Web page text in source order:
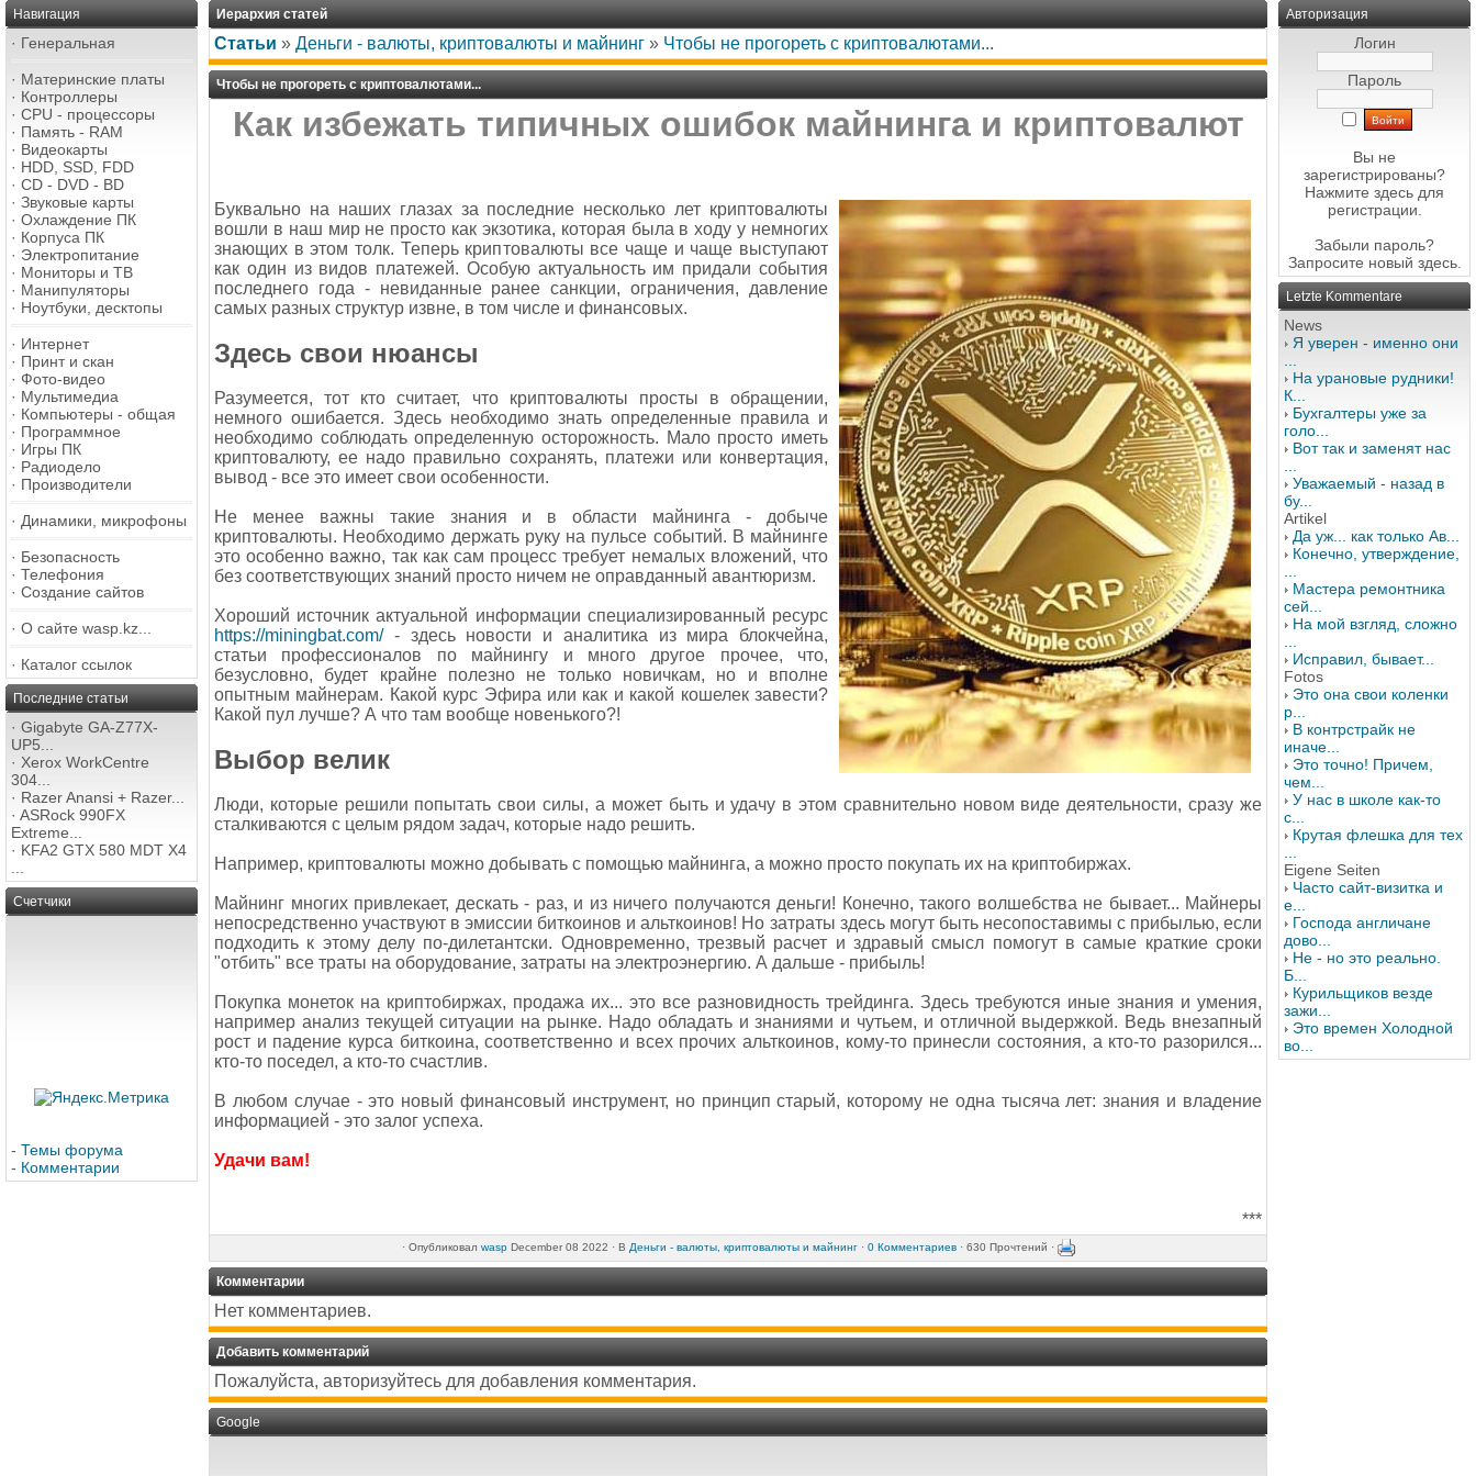
Навигация
· Генеральная
· Материнские платы
· Контроллеры
· CPU - процессоры
· Память - RAM
· Видеокарты
· HDD, SSD, FDD
· CD - DVD - BD
· Звуковые карты
· Охлаждение ПК
· Корпуса ПК
· Электропитание
· Мониторы и ТВ
· Манипуляторы
· Ноутбуки, десктопы
· Интернет
· Принт и скан
· Фото-видео
· Мультимедиа
· Компьютеры - общая
· Программное
· Игры ПК
· Радиодело
· Производители
· Динамики, микрофоны
· Безопасность
· Телефония
· Создание сайтов
· О сайте wasp.kz...
· Каталог ссылок
Последние статьи
· Gigabyte GA-Z77X-
UP5...
· Xerox WorkCentre
304...
· Razer Anansi + Razer...
· ASRock 990FX
Extreme...
· KFA2 GTX 580 MDT X4
Счетчики
- Темы форума
- Комментарии
Иерархия статей
Статьи » Деньги - валюты, криптовалюты и майнинг » Чтобы не прогореть с криптовалютами...
Чтобы не прогореть с криптовалютами...
Как избежать типичных ошибок майнинга и криптовалют
Буквально на наших глазах за последние несколько лет криптовалюты
вошли в наш мир не просто как экзотика, которая была в ходу у немногих
знающих в этом толк. Теперь криптовалюты все чаще и чаще выступают
как один из видов платежей. Особую актуальность им придали события
последнего года - невиданные ранее санкции, ограничения, давление
самых разных структур извне, в том числе и финансовых.
Здесь свои нюансы
Разумеется, тот кто считает, что криптовалюты просты в обращении,
немного ошибается. Здесь необходимо знать определенные правила и
необходимо соблюдать определенную осторожность. Мало просто иметь
криптовалюту, ее надо правильно сохранять, платежи или конвертация,
вывод - все это имеет свои особенности.
Не менее важны такие знания и в области майнинга - добыче
криптовалюты. Необходимо держать руку на пульсе событий. В майнинге
это особенно важно, так как сам процесс требует немалых вложений, что
без соответствующих знаний просто ничем не оправданный авантюризм.
Хороший источник актуальной информации специализированный ресурс
https://miningbat.com/- здесь новости и аналитика из мира блокчейна,
статьи профессионалов по майнингу и много другое прочее, что,
безусловно, будет крайне полезно не только новичкам, но и вполне
опытным майнерам. Какой курс Эфира или как и какой кошелек завести?
Какой пул лучше? А что там вообще новенького?!
Выбор велик
Люди, которые решили попытать свои силы, а может быть и удачу в этом сравнительно новом виде деятельности, сразу же
сталкиваются с целым рядом задач, которые надо решить.
Например, криптовалюты можно добывать с помощью майнинга, а можно просто покупать их на криптобиржах.
Майнинг многих привлекает, дескать - раз, и из ничего получаются деньги! Конечно, такого волшебства не бывает... Майнеры
непосредственно участвуют в эмиссии биткоинов и альткоинов! Но затраты здесь могут быть несопоставимы с прибылью, если
подходить к этому делу по-дилетантски. Одновременно, трезвый расчет и здравый смысл помогут в самые краткие сроки
"отбить" все траты на оборудование, затраты на электроэнергию. А дальше - прибыль!
Покупка монеток на криптобиржах, продажа их... это все разновидность трейдинга. Здесь требуются иные знания и умения,
например анализ текущей ситуации на рынке. Надо обладать и знаниями и чутьем, и отличной выдержкой. Ведь внезапный
рост и падение курса биткоина, соответственно и всех прочих альткоинов, кому-то принесли состояния, а кто-то разорился...
кто-то поседел, а кто-то счастлив.
В любом случае - это новый финансовый инструмент, но принцип старый, которому не одна тысяча лет: знания и владение
информацией - это залог успеха.
Удачи вам!
***
· Опубликовал waspDecember 08 2022 · В Деньги - валюты, криптовалюты и майнинг· 0 Комментариев· 630 Прочтений ·
Комментарии
Нет комментариев.
Добавить комментарий
Пожалуйста, авторизуйтесь для добавления комментария.
Google
Авторизация
Логин
Пароль
Вы не
зарегистрированы?
Нажмите здесь для
регистрации.
Забыли пароль?
Запросите новый здесь.
Letzte Kommentare
News
Я уверен - именно они
На урановые рудники!
К...
Бухгалтеры уже за
голо...
Вот так и заменят нас
Уважаемый - назад в
бу...
Artikel
Да уж... как только Ав...
Конечно, утверждение,
Мастера ремонтника
сей...
На мой взгляд, сложно
Исправил, бывает...
Fotos
Это она свои коленки
р...
В контрстрайк не
иначе...
Это точно! Причем,
чем...
У нас в школе как-то
с...
Крутая флешка для тех
Eigene Seiten
Часто сайт-визитка и
е...
Господа англичане
дово...
Не - но это реально.
Б...
Курильщиков везде
зажи...
Это времен Холодной
во...